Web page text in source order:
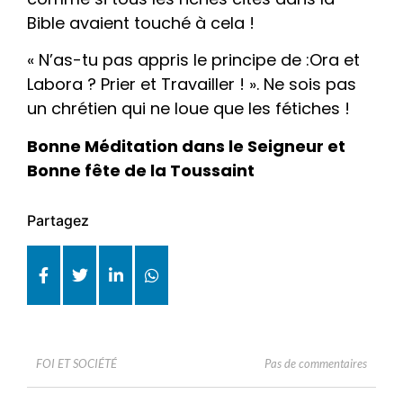
Bible avaient touché à cela !
« N’as-tu pas appris le principe de :Ora et
Labora ? Prier et Travailler ! ». Ne sois pas
un chrétien qui ne loue que les fétiches !
Bonne Méditation dans le Seigneur et
Bonne fête de la Toussaint
Partagez
FOI ET SOCIÉTÉ Pas de commentaires